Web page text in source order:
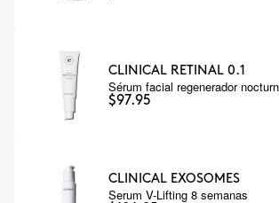
CLINICAL RETINAL 0.1
Sérum facial regenerador
$97.95
CLINICAL EXOSOMES
Serum V-Lifting 8 semanas